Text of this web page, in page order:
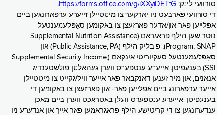
סורוועי לינק: https://forms.office.com/g/iXXyiDETtG
.
די סורוועי פארבעט ניו יארקער צו מיטטיילן זייערע ערפארונגען ביים
אפּלייען פאר און/אדער פארזעצן צו באקומען סאָפּלעמענטעל
נוּטרישען הילף פראגראם (Supplemental Nutrition Assistance
Program, SNAP), פובליק הילף (Public Assistance, PA) און
סאָפּלעמענטעל סעקיוריטי אינקאָם (Supplemental Security Income,
SSI) בענעפיטן. אייערע ענטפערס ווערן געהאלטן פולשטענדיג
אנאנים, און מיר זענען דאנקבאר פאר אייער וויליגקייט צו מיטטיילן
אייער ערפארונג ביים אפּלייען פאר- און פארזעצן צו באקומען די
בענעפיטן. אייערע ענטפערס וועלן באטראכט ווערן ביים מאכן
ענדערונגען צו די קריטישע הילף פראגראמען פאר אייך און אנדערע ניו